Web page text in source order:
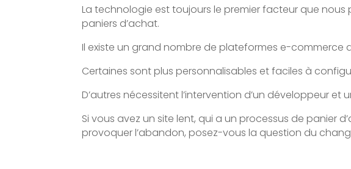
La technologie est toujours le premier facteur que
paniers d’achat.
Il existe un grand nombre de plateformes e-commerce
Certaines sont plus personnalisables et faciles à
D’autres nécessitent l’intervention d’un développeur
Si vous avez un site lent, qui a un processus de panier
provoquer l’abandon, posez-vous la question du